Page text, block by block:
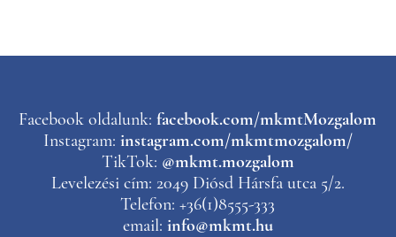
Facebook oldalunk:facebook.com/mkmtMozgalom
Instagram: instagram.com/mkmtmozgalom/
TikTok: @mkmt.mozgalom
Levelezési cím: 2049 Diósd Hársfa utca 5/2.
Telefon: +36(1)8555-333
email: info@mkmt.hu